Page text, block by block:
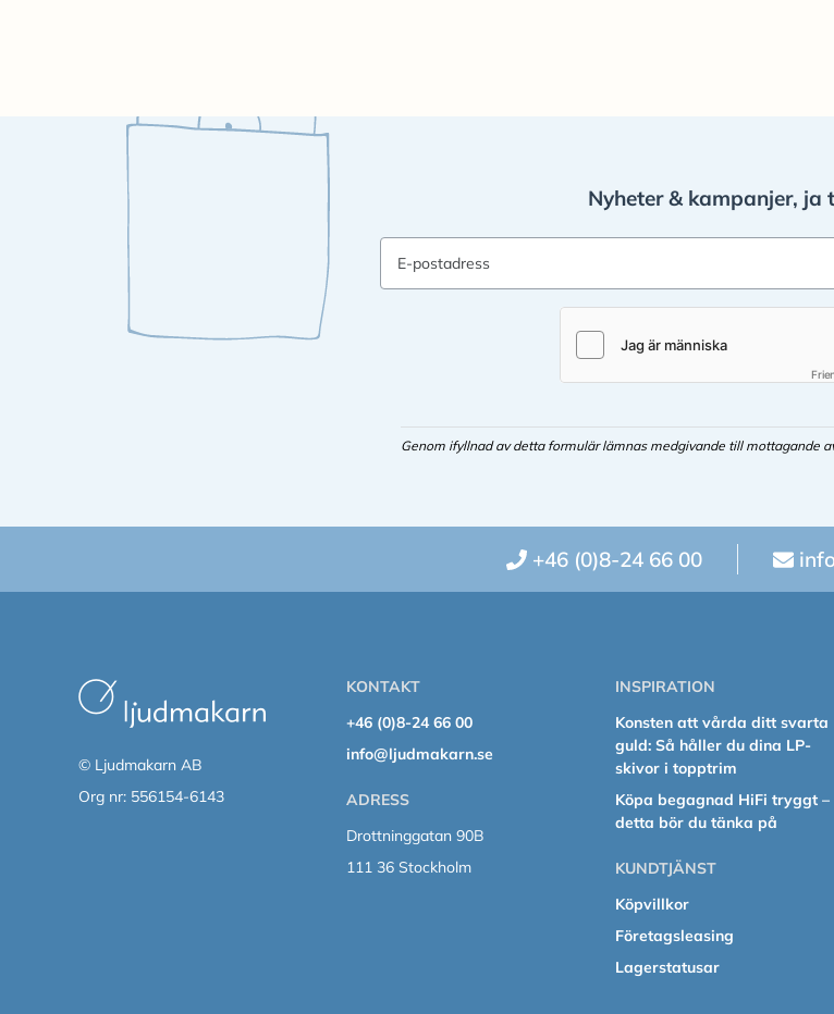
Nyheter & kampanjer, ja
E-postadress
Genom ifyllnad av detta formulär lämnas medgivande till mottagande
+46 (0)8-24 66 00
© Ljudmakarn AB
Org nr: 556154-6143
KONTAKT
+46 (0)8-24 66 00
info@ljudmakarn.se
ADRESS
Drottninggatan 90B
111 36 Stockholm
INSPIRATION
Konsten att vårda ditt svarta
guld: Så håller du dina LP-
skivor i topptrim
Köpa begagnad HiFi tryggt –
detta bör du tänka på
KUNDTJÄNST
Köpvillkor
Företagsleasing
Lagerstatusar